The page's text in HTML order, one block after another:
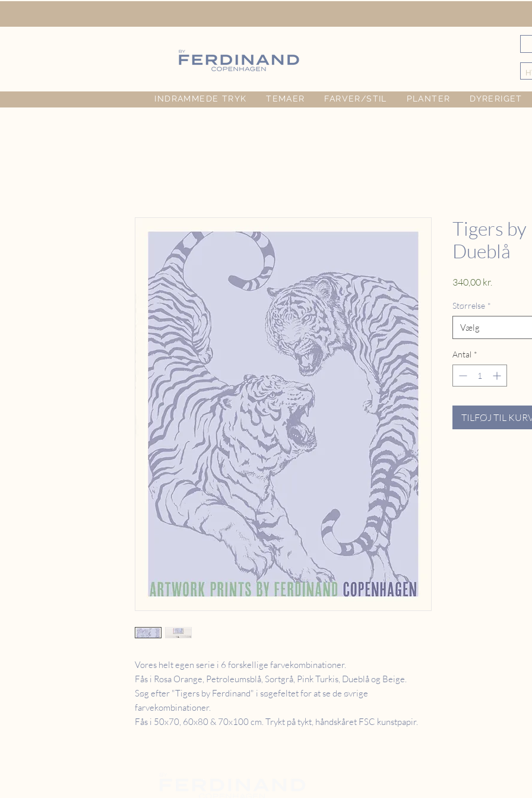
INDRAMMEDE TRYK TEMAER FARVER/STIL PLANTER DYRERIGET
Vores helt egen serie i 6 forskellige farvekombinationer.
Fås i Rosa Orange, Petroleumsblå, Sortgrå, Pink Turkis, Dueblå og Beige.
Søg efter "Tigers by Ferdinand" i søgefeltet for at se de øvrige
farvekombinationer.
Fås i 50x70, 60x80 & 70x100 cm. Trykt på tykt, håndskåret FSC kunstpapir.
Tigers
Dueblå
340,00 kr.
Størrelse *
Vælg
Antal *
TILFØJ TIL